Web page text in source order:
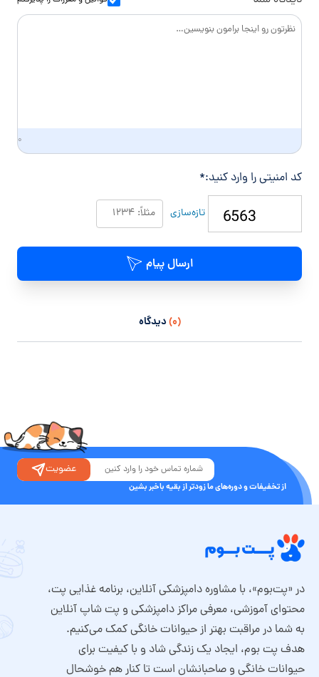
د
گ
۰
کد امنیتی را وارد کنید:*
تازه‌سازی
ارسال پیام
(۰) دیدگاه
از تخفیفات و دوره‌های ما زودتر از بقیه باخبر بشین
عضویت
در «پت‌بوم»، با مشاوره دامپزشکی آنلاین، برنامه غذایی پت،
محتوای آموزشی، معرفی مراکز دامپزشکی و پت شاپ آنلاین
به شما در مراقبت بهتر از حیوانات خانگی کمک می‌کنیم.
هدف پت بوم، ایجاد یک زندگی شاد و با کیفیت برای
حیوانات خانگی و صاحبانشان است تا کنار هم خوشحال